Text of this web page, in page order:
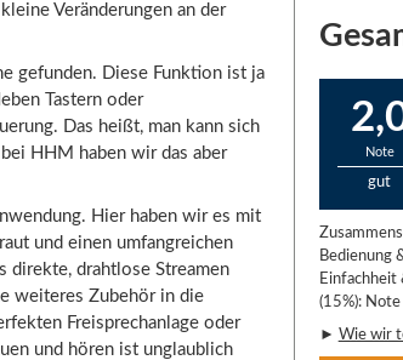
Veränderungen an der
gefunden. Diese Funktion ist ja
Tastern oder
Das heißt, man kann sich
HHM haben wir das aber
Hier haben wir es mit
und einen umfangreichen
direkte, drahtlose Streamen
weiteres Zubehör in die
Freisprechanlage oder
und hören ist unglaublich
Note
gut
Bedienung
Einfachheit
(15%):
► Wie wir